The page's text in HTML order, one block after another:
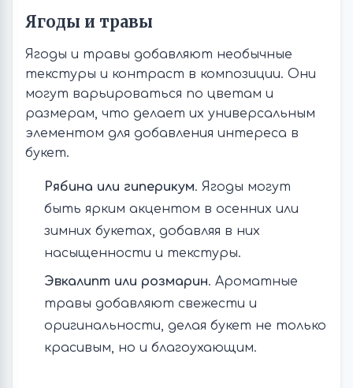
Ягоды и травы
Ягоды и травы добавляют необычные
текстуры и контраст в композиции. Они
могут варьироваться по цветам и
размерам, что делает их универсальным
элементом для добавления интереса в
букет.
Рябина или гиперикум. Ягоды могут
быть ярким акцентом в осенних или
зимних букетах, добавляя в них
насыщенности и текстуры.
Эвкалипт или розмарин. Ароматные
травы добавляют свежести и
оригинальности, делая букет не только
красивым, но и благоухающим.